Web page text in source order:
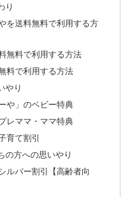
り
を送料無料で利用する方
無料で利用する方法
料で利用する方法
やり
や」のベビー特典
レママ・ママ特典
育て割引
の方への思いやり
ルバー割引【高齢者向